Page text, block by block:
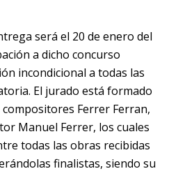
será el 20 de enero del
a dicho concurso
incondicional a todas las
El jurado está formado
Ferrer Ferran,
Manuel Ferrer, los cuales
todas las obras recibidas
finalistas, siendo su